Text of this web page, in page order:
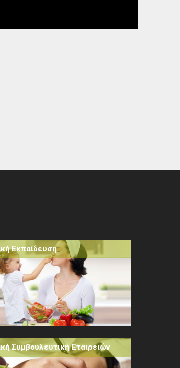
Εκπαίδευση
Συμβουλευτική Εταιρειών